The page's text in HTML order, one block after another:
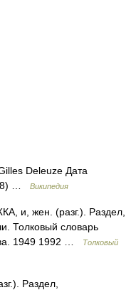
Deleuze Дата
…
Википедия
и, жен. (разг.). Раздел,
Толковый словарь
1949 1992 …
Толковый
Раздел,